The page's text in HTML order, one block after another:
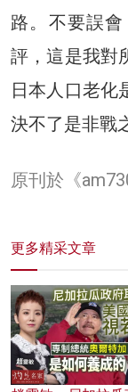
路。不要誤
評，這是我對
日本人口老化
決不了是非戰
原刊於《
更多精采文章